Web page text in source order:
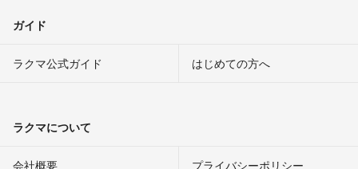
ガイド
ラクマ公式ガイド はじめての方へ
ラクマについて
会社概要 プライバシーポリシー